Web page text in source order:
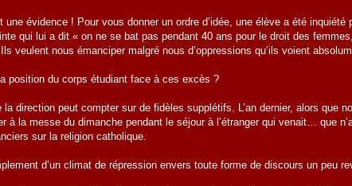
une évidence ! Pour vous donner un ordre d’idée, une élève a été
qui lui a dit « on ne se bat pas pendant 40 ans pour le droit des
veulent nous émanciper malgré nous d’oppressions qu’ils voient
position du corps étudiant face à ces excès ?
la direction peut compter sur de fidèles supplétifs. L’an dernier, alors que
à la messe du dimanche pendant le séjour à l’étranger qui venait… que
sur la religion catholique.
d’un climat de répression envers toute forme de discours un peu